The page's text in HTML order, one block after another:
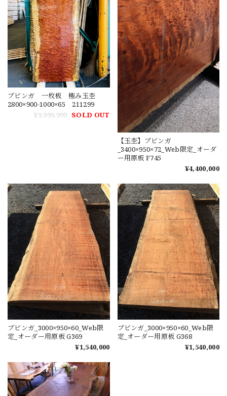
ブビンガ 一枚板 極み玉杢
2800×900-1000×65 211299
¥9,999,999 SOLD OUT
【玉杢】ブビンガ
_3400×950×72_Web限定_オーダ
ー用原板 F745
¥4,400,000
ブビンガ_3000×950×60_Web限
定_オーダー用原板 G369
¥1,540,000
ブビンガ_3000×950×60_Web限
定_オーダー用原板 G368
¥1,540,000